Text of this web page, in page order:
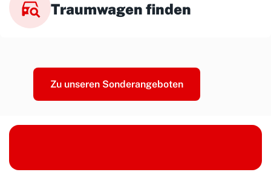
Traumwagen finden
Zu unseren Sonderangeboten